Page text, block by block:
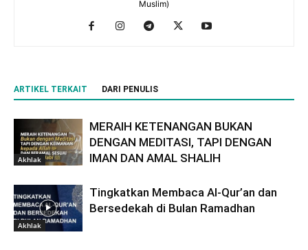
Muslim)
ARTIKEL TERKAIT DARI PENULIS
Akhlak
MERAIH KETENANGAN BUKAN
DENGAN MEDITASI, TAPI DENGAN
IMAN DAN AMAL SHALIH
Akhlak
Tingkatkan Membaca Al-Qur’an dan
Bersedekah di Bulan Ramadhan